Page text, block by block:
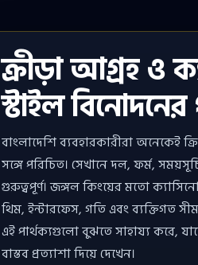
ক্রীড়া আগ্রহ ও
স্টাইল বিনোদনের
বাংলাদেশি ব্যবহারকারীরা অনেকেই
সঙ্গে পরিচিত। সেখানে দল, ফর্ম,
গুরুত্বপূর্ণ। জঙ্গল কিংয়ের মতো
থিম, ইন্টারফেস, গতি এবং ব্যক্তিগত
এই পার্থক্যগুলো বুঝতে সাহায্য করে,
বাস্তব প্রত্যাশা দিয়ে দেখেন।